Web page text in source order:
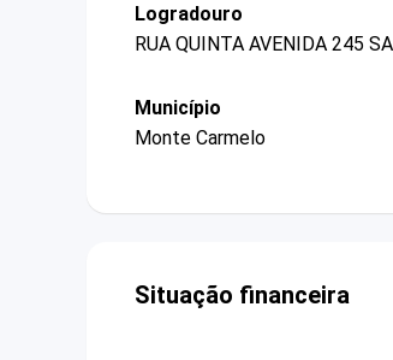
Logradouro
RUA QUINTA AVENIDA 245
Município
Monte Carmelo
Situação financeira